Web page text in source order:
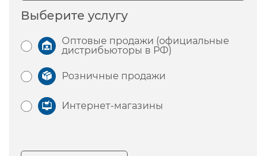
Выберите услугу
Оптовые продажи (официальные
дистрибьюторы в РФ)
Розничные продажи
Интернет-магазины